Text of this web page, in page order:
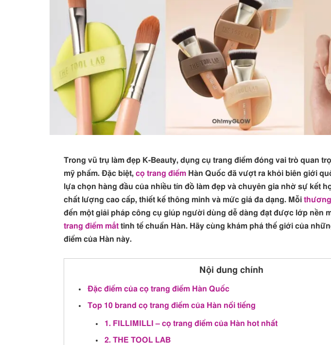
Trong vũ trụ làm đẹp K-Beauty, dụng cụ trang điểm đóng vai trò quan
mỹ phẩm. Đặc biệt,cọ trang điểm Hàn Quốc đã vượt ra khỏi biên giới
lựa chọn hàng đầu của nhiều tín đồ làm đẹp và chuyên gia nhờ sự kết
chất lượng cao cấp, thiết kế thông minh và mức giá đa dạng. Mỗi
đến một giải pháp công cụ giúp người dùng dễ dàng đạt được lớp nền
trang điểm mắt tinh tế chuẩn Hàn. Hãy cùng khám phá thế giới của
điểm của Hàn này.
Nội dung chính
Đặc điểm của cọ trang điểm Hàn Quốc
Top 10 brand cọ trang điểm của Hàn nổi tiếng
1. FILLIMILLI – cọ trang điểm của Hàn hot nhất
2. THE TOOL LAB